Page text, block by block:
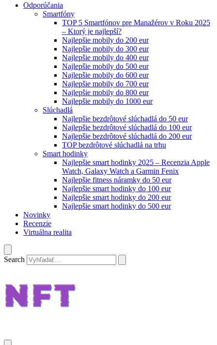
Odporúčania
Smartfóny
TOP 5 Smartfónov pre Manažérov v Roku 2025
– Ktorý je najlepší?
Najlepšie mobily do 200 eur
Najlepšie mobily do 300 eur
Najlepšie mobily do 400 eur
Najlepšie mobily do 500 eur
Najlepšie mobily do 600 eur
Najlepšie mobily do 700 eur
Najlepšie mobily do 800 eur
Najlepšie mobily do 1000 eur
Slúchadlá
Najlepšie bezdrôtové slúchadlá do 50 eur
Najlepšie bezdrôtové slúchadlá do 100 eur
Najlepšie bezdrôtové slúchadlá do 200 eur
TOP bezdrôtové slúchadlá na trhu
Smart hodinky
Najlepšie smart hodinky 2025 – Recenzia Apple
Watch, Galaxy Watch a Garmin Fenix
Najlepšie fitness náramky do 50 eur
Najlepšie smart hodinky do 100 eur
Najlepšie smart hodinky do 200 eur
Najlepšie smart hodinky do 500 eur
Novinky
Recenzie
Virtuálna realita
Search